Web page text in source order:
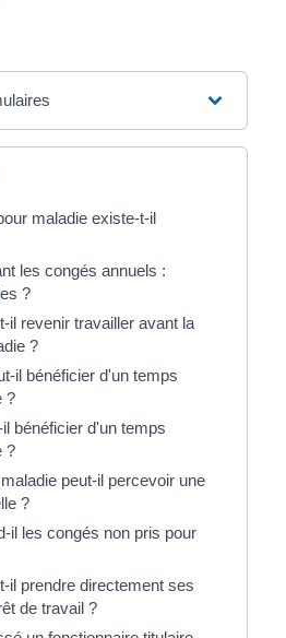
maladie existe-t-il
les congés annuels :
?
il revenir travailler avant la
?
il bénéficier d'un temps
?
bénéficier d'un temps
?
peut-il percevoir une
?
il les congés non pris pour
il prendre directement ses
de travail ?